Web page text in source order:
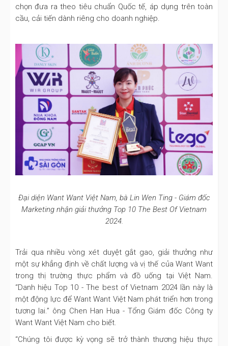
chọn đưa ra theo tiêu chuẩn Quốc tế, áp dụng trên toàn
cầu, cải tiến dành riêng cho doanh nghiệp.
Đại diện Want Want Việt Nam, bà Lin Wen Ting - Giám đốc
Marketing nhận giải thưởng Top 10 The Best Of Vietnam
2024.
Trải qua nhiều vòng xét duyệt gắt gao, giải thưởng như
một sự khẳng định về chất lượng và vị thế của Want Want
trong thị trường thực phẩm và đồ uống tại Việt Nam.
“Danh hiệu Top 10 - The best of Vietnam 2024 lần này là
một động lực để Want Want Việt Nam phát triển hơn trong
tương lai.” ông Chen Han Hua - Tổng Giám đốc Công ty
Want Want Việt Nam cho biết.
“Chúng tôi được kỳ vọng sẽ trở thành thương hiệu thực